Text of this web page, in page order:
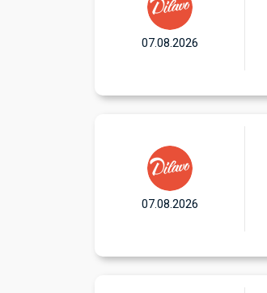
07.08.2026
07.08.2026